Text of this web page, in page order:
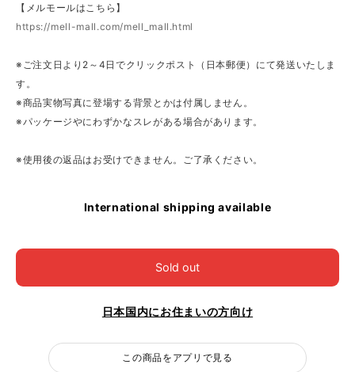
【メルモールはこちら】
https://mell-mall.com/mell_mall.html
※ご注文日より2～4日でクリックポスト（日本郵便）にて発送いたしま
す。
※商品実物写真に登場する背景とかは付属しません。
※パッケージやにわずかなスレがある場合があります。
※使用後の返品はお受けできません。ご了承ください。
International shipping available
Sold out
日本国内にお住まいの方向け
この商品をアプリで見る